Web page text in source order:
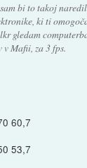
bi to takoj
ki ti
gledam
v Mafii, za 3 fps.
60,7
53,7